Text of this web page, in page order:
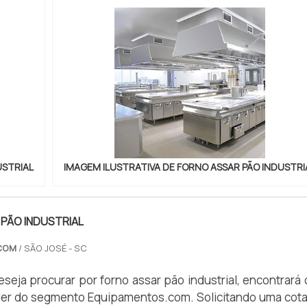
IMAGEM ILUSTRATIVA DE FORNO ASSAR PÃO
INDUSTRIAL
/ SÃO JOSÉ - SC
procurar por forno assar pão industrial, encontrará
do segmento Equipamentos.com. Solicitando uma